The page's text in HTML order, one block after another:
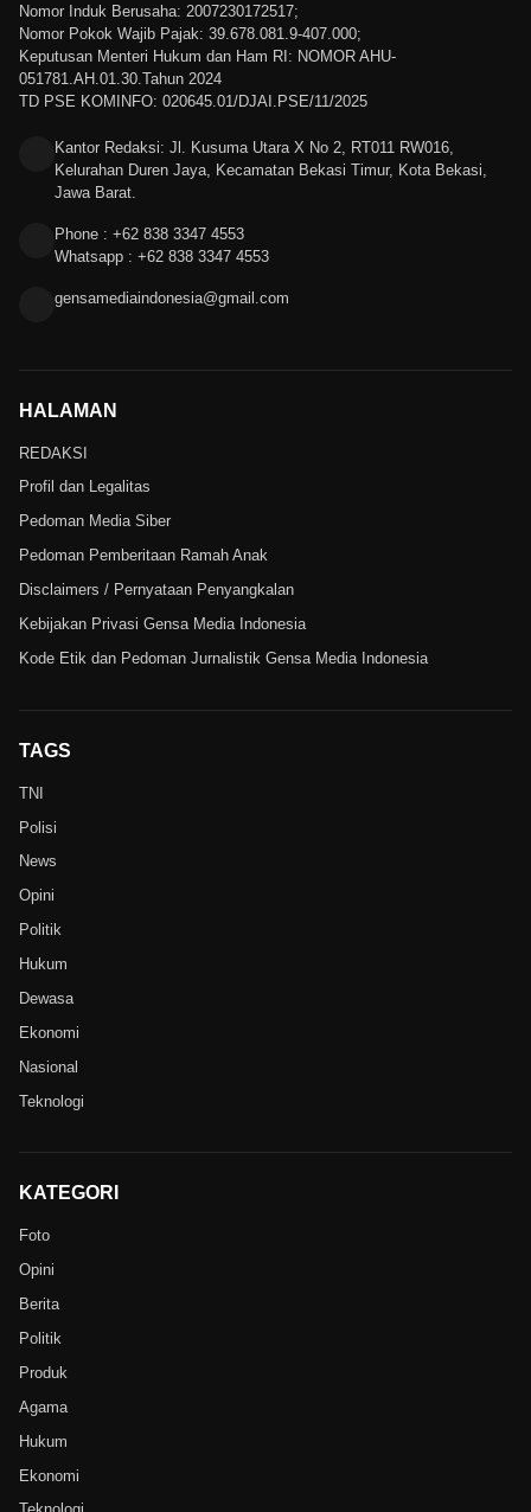
Nomor Induk Berusaha: 2007230172517;
Nomor Pokok Wajib Pajak: 39.678.081.9-407.000;
Keputusan Menteri Hukum dan Ham RI: NOMOR AHU-
051781.AH.01.30.Tahun 2024
TD PSE KOMINFO: 020645.01/DJAI.PSE/11/2025
Kantor Redaksi: Jl. Kusuma Utara X No 2, RT011 RW016,
Kelurahan Duren Jaya, Kecamatan Bekasi Timur, Kota Bekasi,
Jawa Barat.
Phone : +62 838 3347 4553
Whatsapp : +62 838 3347 4553
gensamediaindonesia@gmail.com
HALAMAN
REDAKSI
Profil dan Legalitas
Pedoman Media Siber
Pedoman Pemberitaan Ramah Anak
Disclaimers / Pernyataan Penyangkalan
Kebijakan Privasi Gensa Media Indonesia
Kode Etik dan Pedoman Jurnalistik Gensa Media Indonesia
TAGS
TNI
Polisi
News
Opini
Politik
Hukum
Dewasa
Ekonomi
Nasional
Teknologi
KATEGORI
Foto
Opini
Berita
Politik
Produk
Agama
Hukum
Ekonomi